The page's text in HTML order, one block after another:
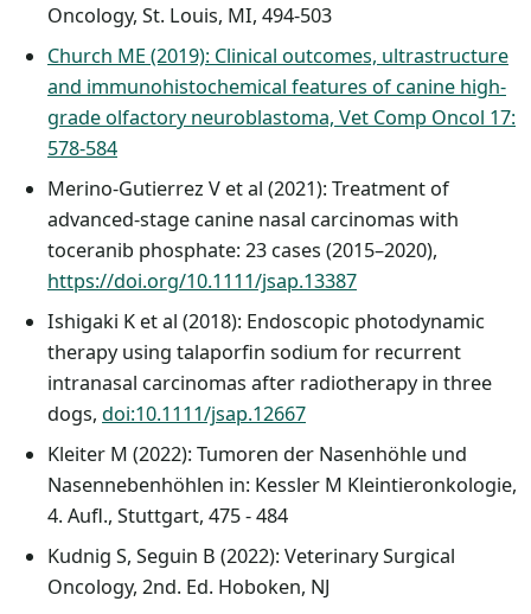
Oncology, St. Louis, MI, 494-503
Church ME (2019): Clinical outcomes, ultrastructure
and immunohistochemical features of canine high-
grade olfactory neuroblastoma, Vet Comp Oncol 17:
578-584
Merino-Gutierrez V et al (2021): Treatment of
advanced-stage canine nasal carcinomas with
toceranib phosphate: 23 cases (2015–2020),
https://doi.org/10.1111/jsap.13387
Ishigaki K et al (2018): Endoscopic photodynamic
therapy using talaporfin sodium for recurrent
intranasal carcinomas after radiotherapy in three
dogs, doi:10.1111/jsap.12667
Kleiter M (2022): Tumoren der Nasenhöhle und
Nasennebenhöhlen in: Kessler M Kleintieronkologie,
4. Aufl., Stuttgart, 475 - 484
Kudnig S, Seguin B (2022): Veterinary Surgical
Oncology, 2nd. Ed. Hoboken, NJ